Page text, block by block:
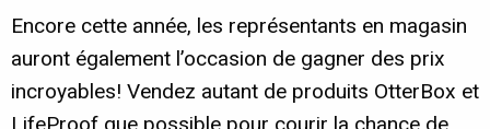
Encore cette année, les représentants en magasin
auront également l’occasion de gagner des prix
incroyables! Vendez autant de produits OtterBox et
LifeProof que possible pour courir la chance de